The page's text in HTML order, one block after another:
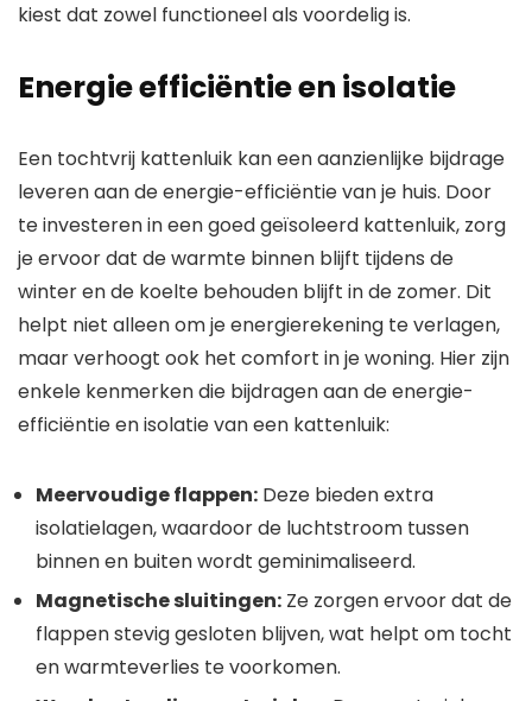
kiest dat zowel functioneel als voordelig is.
Energie efficiëntie en isolatie
Een tochtvrij kattenluik kan een aanzienlijke bijdrage
leveren aan de energie-efficiëntie van je huis. Door
te investeren in een goed geïsoleerd kattenluik, zorg
je ervoor dat de warmte binnen blijft tijdens de
winter en de koelte behouden blijft in de zomer. Dit
helpt niet alleen om je energierekening te verlagen,
maar verhoogt ook het comfort in je woning. Hier zijn
enkele kenmerken die bijdragen aan de energie-
efficiëntie en isolatie van een kattenluik:
Meervoudige flappen: Deze bieden extra
isolatielagen, waardoor de luchtstroom tussen
binnen en buiten wordt geminimaliseerd.
Magnetische sluitingen: Ze zorgen ervoor dat de
flappen stevig gesloten blijven, wat helpt om tocht
en warmteverlies te voorkomen.